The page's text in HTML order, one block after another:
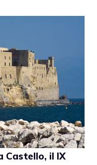
Castello, il IX